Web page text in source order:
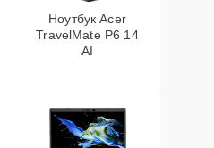
Ноутбук Acer
TravelMate P6 14
AI